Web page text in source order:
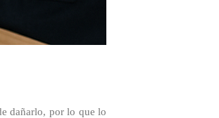
dañarlo, por lo que lo